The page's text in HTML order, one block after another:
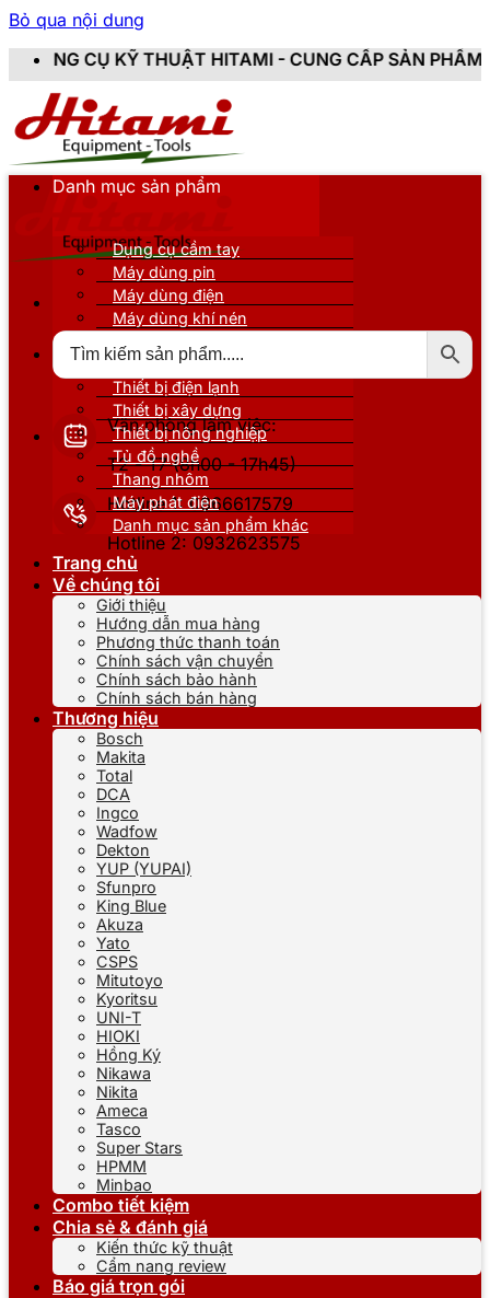
Bỏ qua nội dung
HITAMI - CUNG CẤP SẢN PHẨM CHÍNH HÃNG,
Văn phòng làm việc:
T2 - T7 (8h00 - 17h45)
Hotline 1: 0866617579
Hotline 2: 0932623575
Danh mục sản phẩm
Dụng cụ cầm tay
Máy dùng pin
Máy dùng điện
Máy dùng khí nén
Thiết bị nâng đỡ
Thiết bị điện lạnh
Thiết bị xây dựng
Thiết bị nông nghiệp
Tủ đồ nghề
Thang nhôm
Máy phát điện
Danh mục sản phẩm khác
Trang chủ
Về chúng tôi
Giới thiệu
Hướng dẫn mua hàng
Phương thức thanh toán
Chính sách vận chuyển
Chính sách bảo hành
Chính sách bán hàng
Thương hiệu
Bosch
Makita
Total
DCA
Ingco
Wadfow
Dekton
YUP (YUPAI)
Sfunpro
King Blue
Akuza
Yato
CSPS
Mitutoyo
Kyoritsu
UNI-T
HIOKI
Hồng Ký
Nikawa
Nikita
Ameca
Tasco
Super Stars
HPMM
Minbao
Combo tiết kiệm
Chia sẻ & đánh giá
Kiến thức kỹ thuật
Cẩm nang review
Báo giá trọn gói